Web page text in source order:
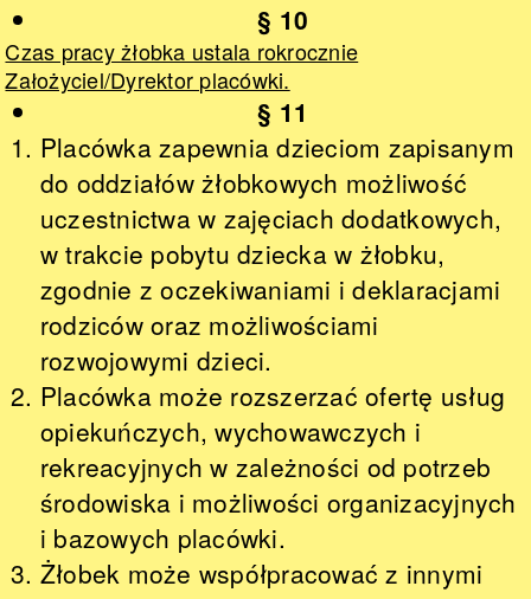
§ 10
Czas pracy żłobka ustala rokrocznie
Założyciel/Dyrektor placówki.
§ 11
Placówka zapewnia dzieciom zapisanym
do oddziałów żłobkowych możliwość
uczestnictwa w zajęciach dodatkowych,
w trakcie pobytu dziecka w żłobku,
zgodnie z oczekiwaniami i deklaracjami
rodziców oraz możliwościami
rozwojowymi dzieci.
Placówka może rozszerzać ofertę usług
opiekuńczych, wychowawczych i
rekreacyjnych w zależności od potrzeb
środowiska i możliwości organizacyjnych
i bazowych placówki.
Żłobek może współpracować z innymi